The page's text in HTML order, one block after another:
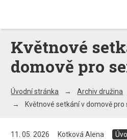
Květnové
domově pro
Úvodní stránka
Archiv družina
Květnové setkání v domově pro
11. 05. 2026 Kotková Alena